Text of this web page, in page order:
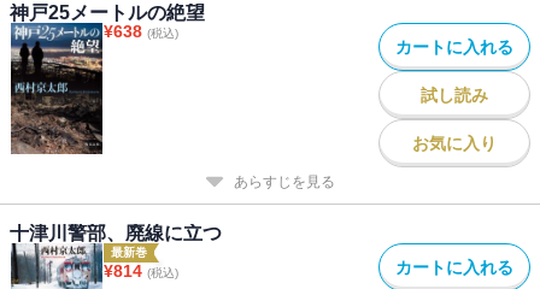
神戸25メートルの絶望
¥638 (税込)
カートに入れる
試し読み
お気に入り
あらすじを見る
十津川警部、廃線に立つ
最新巻
¥814 (税込) カートに入れる